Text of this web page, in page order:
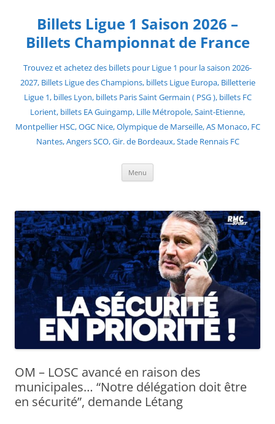
contentBillets Ligue 1 Saison 2026 –
Billets Championnat de France
Trouvez et achetez des billets pour Ligue 1 pour la saison 2026-
2027, Billets Ligue des Champions, billets Ligue Europa, Billetterie
Ligue 1, billes Lyon, billets Paris Saint Germain ( PSG ), billets FC
Lorient, billets EA Guingamp, Lille Métropole, Saint-Etienne,
Montpellier HSC, OGC Nice, Olympique de Marseille, AS Monaco, FC
Nantes, Angers SCO, Gir. de Bordeaux, Stade Rennais FC
Menu
OM – LOSC avancé en raison des
municipales… “Notre délégation doit être
en sécurité”, demande Létang